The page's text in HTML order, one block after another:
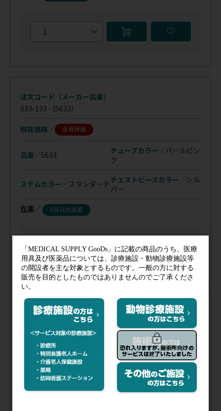
注文コード（メーカー品番）
033-133 （5633）
税抜価格 会員特価
品番／5633 チューブカラー／パールピン
ク
ステムカラー／ スタンダード チェストピースカラー／シル
バー
在庫／ 5日以内出荷
注文コード（メーカー品番）
（5648）
税抜価格
品番／5648 チューブカラー／ラズベリー
ステムカラー／スタンダード チェストピースカラー／
バー